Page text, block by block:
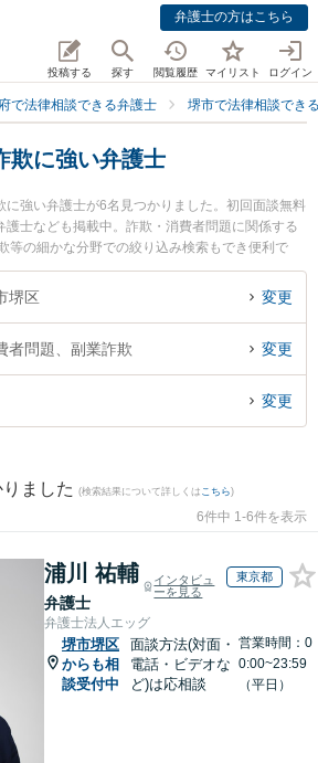
弁護士の方はこちら
投稿する 探す 閲覧履歴 マイリスト ログイン
で法律相談できる弁護士 堺市で法律相談でき
欺に強い弁護士
に強い弁護士が6名見つかりました。初回面談無料
士なども掲載中。詐欺・消費者問題に関係する
等の細かな分野での絞り込み検索もでき便利で
野田 雅史弁護士や堺みらい創生法律事務所の武田
所の橋 正幸弁護士のプロフィール情報や弁護士費
したい』『初回相談無料で副業詐欺を法律相談で
談予約したい』などでお困りの相談者さんにおす
堺区 変更
者問題、副業詐欺 変更
変更
ました (検索結果について詳しくは こちら)
6件中 1-6件を表示
浦川 祐輔
弁護士
インタビュ
ーを見る
東京都
弁護士法人エッグ
堺市堺区
からも相
談受付中
面談方法(対面・
電話・ビデオな
ど)は応相談
営業時間：0
0:00~23:59
（平日）